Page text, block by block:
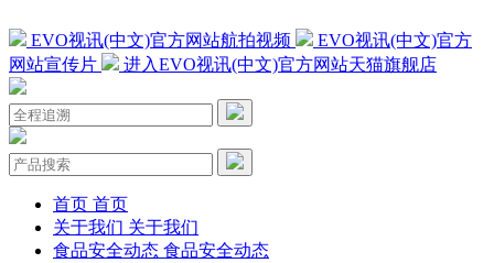
EVO视讯(中文)官方网站航拍视频
EVO视讯(中文)官方
网站宣传片
进入EVO视讯(中文)官方网站天猫旗舰店
首页 首页
关于我们 关于我们
食品安全动态 食品安全动态